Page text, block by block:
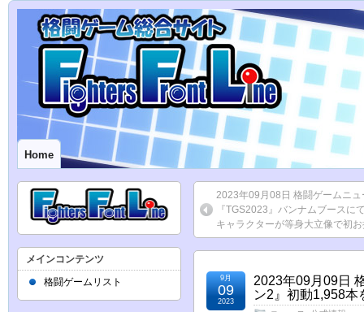
Home
2023年09月08日 格闘ゲームニ
『TGS2023』バンナムブースに
キャラクターが等身大立像で初
2023年09月09日
ン2』初動1,958
9月
09
2023
メインコンテンツ
格闘ゲームリスト